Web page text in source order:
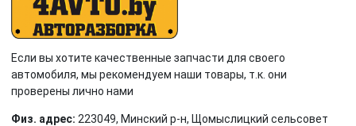
Если вы хотите качественные запчасти для своего
автомобиля, мы рекомендуем наши товары, т.к. они
проверены лично нами
Физ. адрес: 223049, Минский р-н, Щомыслицкий сельсовет